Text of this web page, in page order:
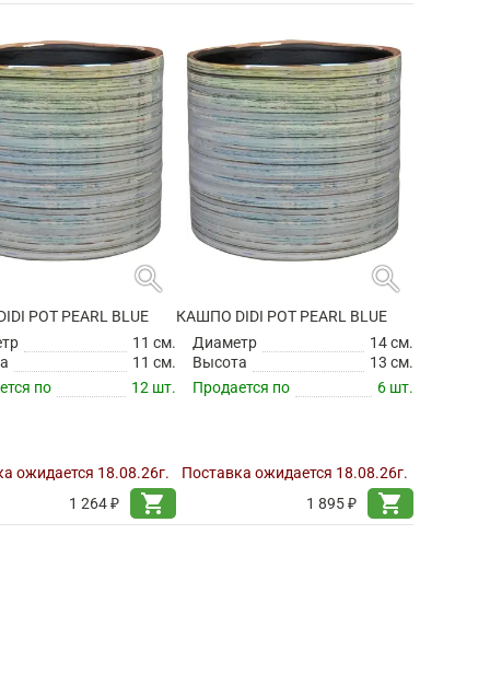
search
POT PEARL BLUE
11 см.
11 см.
по
12 шт.
ожидается 18.08.26г.
1 264 ₽
shopping_cart
search
КАШПО DIDI POT PEARL BLUE
Диаметр
14 см.
Высота
13 см.
Продается по
6 шт.
Поставка ожидается 18.08.26г.
1 895 ₽
shopping_cart